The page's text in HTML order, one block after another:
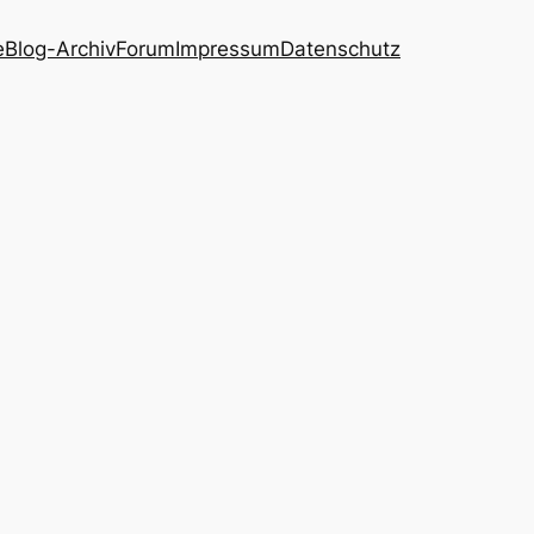
Blog-ArchivForumImpressumDatenschutz